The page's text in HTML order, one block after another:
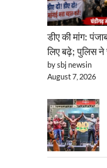
डीए की मांग:
लिए बढ़े; पुलिस
by sbj newsin
August 7, 2026